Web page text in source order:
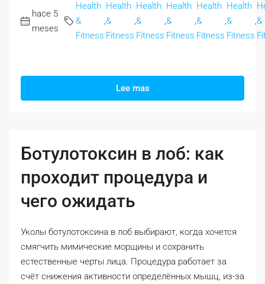
hace 5
meses
Health
&
Fitness
,
Health
&
Fitness
,
Health
&
Fitness
,
Health
&
Fitness
,
Health
&
Fitness
,
Health
&
Fitness
,&
Lee mas
Ботулотоксин в лоб: как
проходит процедура и
чего ожидать
Уколы ботулотоксина в лоб выбирают, когда хочется
смягчить мимические морщины и сохранить
естественные черты лица. Процедура работает за
счёт снижения активности определённых мышц, из-за